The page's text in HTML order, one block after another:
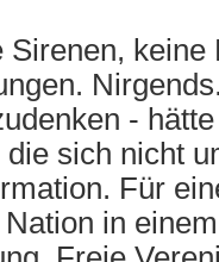
-
sich nicht
Für
in